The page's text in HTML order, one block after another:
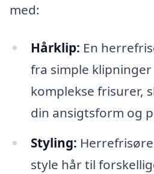
med:
Hårklip: En
fra simple
komplekse frisurer,
din ansigtsform og
Styling:
style hår til